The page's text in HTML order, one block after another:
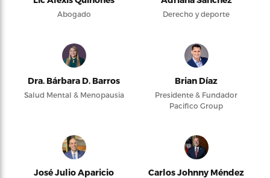
Abogado Derecho y deporte
Dra. Bárbara D. Barros
Salud Mental & Menopausia
Brian Díaz
Presidente & Fundador
Pacifico Group
José Julio Aparicio
Carlos Johnny Méndez